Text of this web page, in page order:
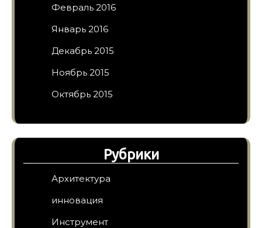
Февраль 2016
Январь 2016
Декабрь 2015
Ноябрь 2015
Октябрь 2015
Рубрики
Архитектура
инновация
Инструмент